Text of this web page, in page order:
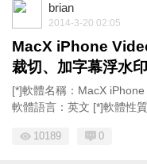
brian
2014-3-20 02:05
MacX iPhone
裁切、加字幕浮水
[*]軟體名稱：MacX
軟體語言：英文 [*]軟體性
10189 0